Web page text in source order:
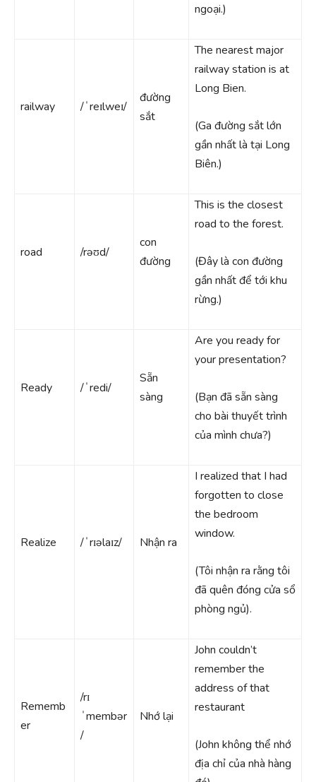
ngoại.)
railway /ˈreɪlweɪ/
đường
sắt
The nearest major
railway station is at
Long Bien.
(Ga đường sắt lớn
gần nhất là tại Long
Biên.)
road /rəʊd/
con
đường
This is the closest
road to the forest.
(Đây là con đường
gần nhất để tới khu
rừng.)
Ready /ˈredi/
Sẵn
sàng
Are you ready for
your presentation?
(Bạn đã sẵn sàng
cho bài thuyết trình
của mình chưa?)
Realize /ˈrɪəlaɪz/ Nhận ra
I realized that I had
forgotten to close
the bedroom
window.
(Tôi nhận ra rằng tôi
đã quên đóng cửa sổ
phòng ngủ).
Rememb
er
/rɪ
ˈmembər
/
Nhớ lại
John couldn’t
remember the
address of that
restaurant
(John không thể nhớ
địa chỉ của nhà hàng